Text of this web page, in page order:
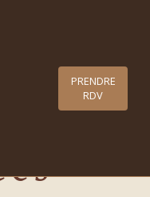
PRENDRE
RDV